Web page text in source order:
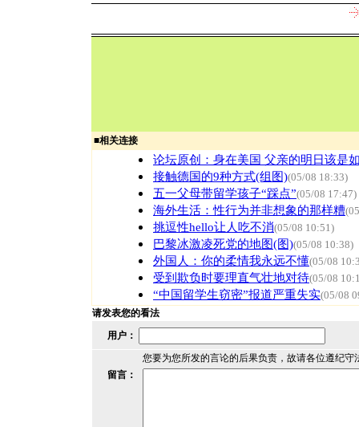
■相关连接
论坛原创：身在美国 父亲的明日该是
接触德国的9种方式(组图)(05/08 18:33)
五一父母带留学孩子“踩点”(05/08 17:47)
海外生活：性行为并非想象的那样糟
挑逗性hello让人吃不消(05/08 10:51)
巴黎冰激凌死党的地图(图)(05/08 10:38)
外国人：你的柔情我永远不懂(05/08
受到欺负时要理直气壮地对待(05/08
“中国留学生窃密”报道严重失实(05/08
请发表您的看法
用户：
您要为您所发的言论的后果负责，故请各位遵纪守
留言：